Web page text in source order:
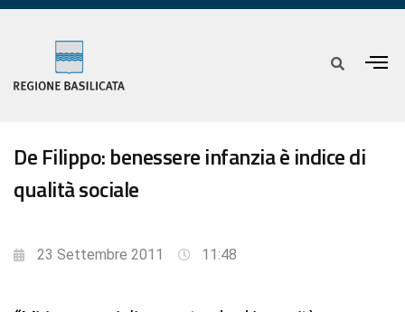
De Filippo: benessere infanzia è indice di
qualità sociale
23 Settembre 2011 11:48